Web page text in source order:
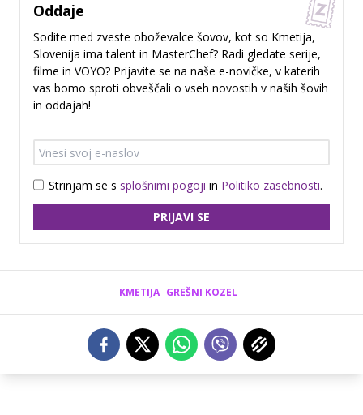
Oddaje
Sodite med zveste oboževalce šovov, kot so Kmetija,
Slovenija ima talent in MasterChef? Radi gledate serije,
filme in VOYO? Prijavite se na naše e-novičke, v katerih
vas bomo sproti obveščali o vseh novostih v naših šovih
in oddajah!
Strinjam se s splošnimi pogoji in Politiko zasebnosti.
PRIJAVI SE
KMETIJA GREŠNI KOZEL